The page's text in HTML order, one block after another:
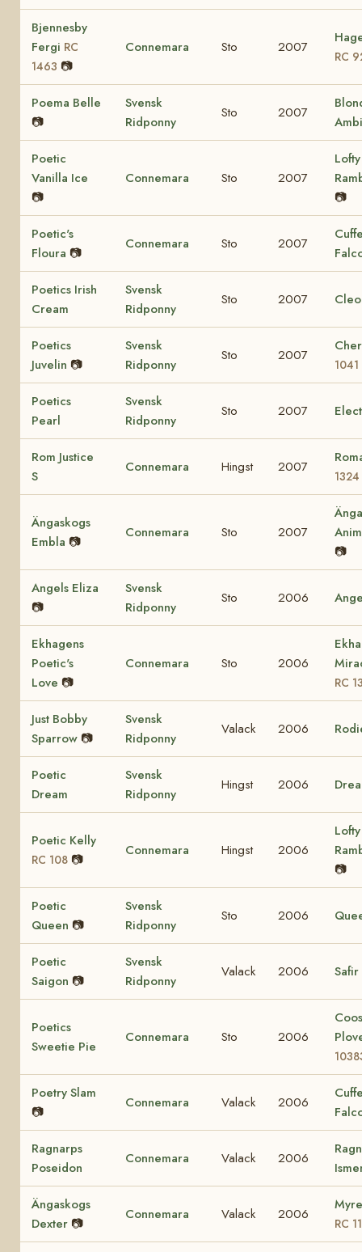
Bjennesby
Fergi RC
1463 📷
Connemara Sto 2007
RC
Poema Belle
📷
Svensk
Ridponny
Sto 2007
Poetic
Vanilla Ice
📷
Connemara Sto 2007
📷
Poetic's
Floura 📷
Connemara Sto 2007
Poetics Irish
Cream
Svensk
Ridponny
Sto 2007
Poetics
Juvelin 📷
Svensk
Ridponny
Sto 2007
1041
Poetics
Pearl
Svensk
Ridponny
Sto 2007
Rom Justice
S
Connemara Hingst 2007
1324
Ängaskogs
Embla 📷
Connemara Sto 2007
📷
Angels Eliza
📷
Svensk
Ridponny
Sto 2006
Ekhagens
Poetic's
Love 📷
Connemara Sto 2006
RC
Just Bobby
Sparrow 📷
Svensk
Ridponny
Valack 2006
Poetic
Dream
Svensk
Ridponny
Hingst 2006
Poetic Kelly
RC 108 📷
Connemara Hingst 2006
📷
Poetic
Queen 📷
Svensk
Ridponny
Sto 2006
Poetic
Saigon 📷
Svensk
Ridponny
Valack 2006 Safir
Poetics
Sweetie Pie
Connemara Sto 2006
Poetry Slam
📷
Connemara Valack 2006
Ragnarps
Poseidon
Connemara Valack 2006
Ängaskogs
Dexter 📷
Connemara Valack 2006
RC